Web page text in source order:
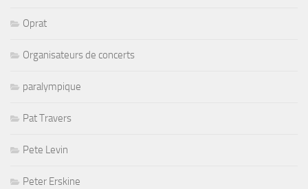
Oprat
Organisateurs de concerts
paralympique
Pat Travers
Pete Levin
Peter Erskine